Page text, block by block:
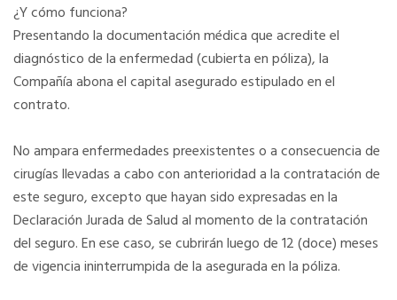
¿Y cómo funciona?
Presentando la documentación médica que acredite el
diagnóstico de la enfermedad (cubierta en póliza), la
Compañía abona el capital asegurado estipulado en el
contrato.
No ampara enfermedades preexistentes o a consecuencia de
cirugías llevadas a cabo con anterioridad a la contratación de
este seguro, excepto que hayan sido expresadas en la
Declaración Jurada de Salud al momento de la contratación
del seguro. En ese caso, se cubrirán luego de 12 (doce) meses
de vigencia ininterrumpida de la asegurada en la póliza.